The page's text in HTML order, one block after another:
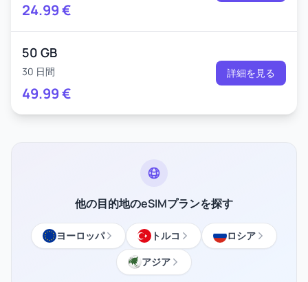
24.99€
50 GB
30 日間
49.99€
詳細を見る
他の目的地のeSIMプランを探す
ヨーロッパ トルコ
ロシア
アジア